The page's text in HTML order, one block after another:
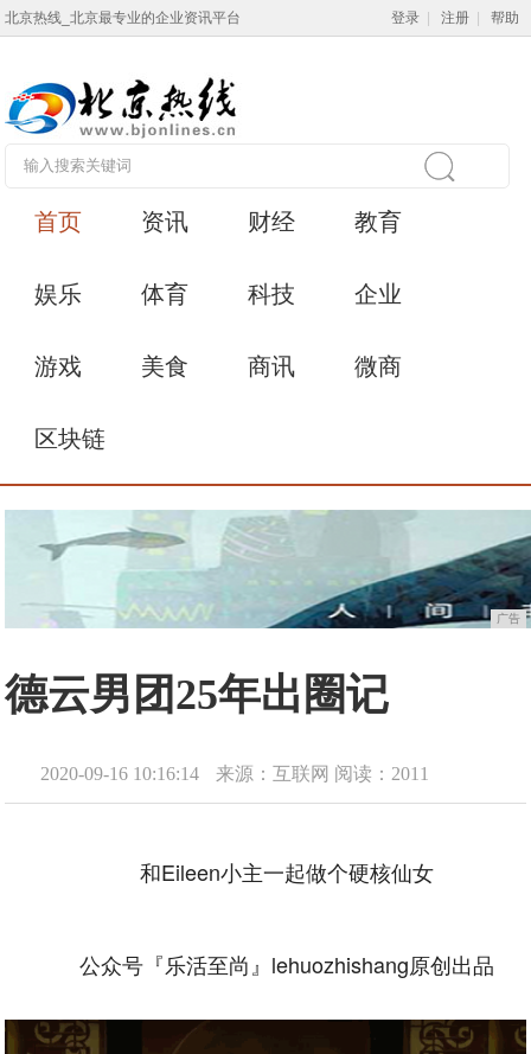
北京热线_北京最专业的企业资讯平台 登录 注册 帮助
首页 资讯 财经 教育
娱乐 体育 科技 企业
游戏 美食 商讯 微商
区块链
广告
德云男团25年出圈记
2020-09-16 10:16:14 来源：互联网 阅读：2011
和Eileen小主一起做个硬核仙女
公众号『乐活至尚』lehuozhishang原创出品